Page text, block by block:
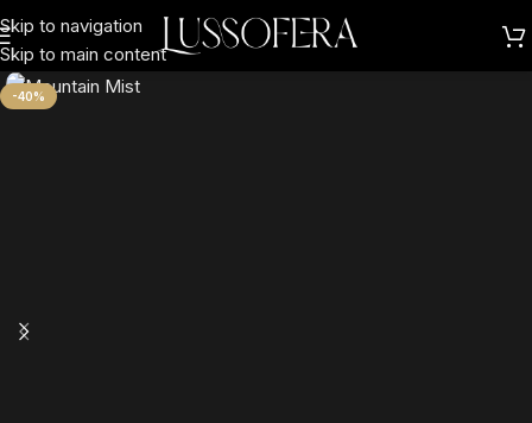
Skip to navigation
Skip to main content
-40%